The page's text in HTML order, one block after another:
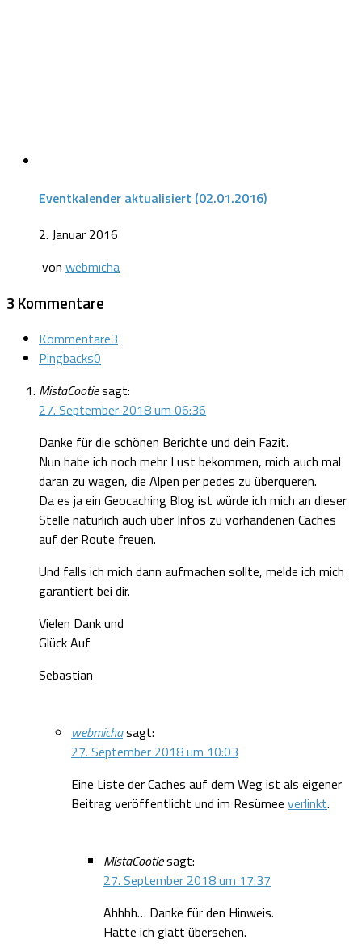
Eventkalender aktualisiert (02.01.2016)
2. Januar 2016
von webmicha
3 Kommentare
Kommentare3
Pingbacks0
MistaCootiesagt:
27. September 2018 um 06:36
Danke für die schönen Berichte und dein Fazit.
Nun habe ich noch mehr Lust bekommen, mich auch mal
daran zu wagen, die Alpen per pedes zu überqueren.
Da es ja ein Geocaching Blog ist würde ich mich an dieser
Stelle natürlich auch über Infos zu vorhandenen Caches
auf der Route freuen.
Und falls ich mich dann aufmachen sollte, melde ich mich
garantiert bei dir.
Vielen Dank und
Glück Auf
Sebastian
webmichasagt:
27. September 2018 um 10:03
Eine Liste der Caches auf dem Weg ist als eigener
Beitrag veröffentlicht und im Resümee verlinkt.
MistaCootiesagt:
27. September 2018 um 17:37
Ahhhh… Danke für den Hinweis.
Hatte ich glatt übersehen.